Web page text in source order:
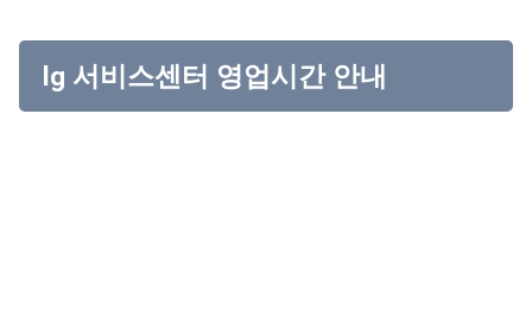
lg 서비스센터 영업시간 안내